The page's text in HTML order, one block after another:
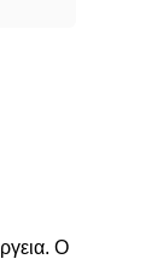
Ο